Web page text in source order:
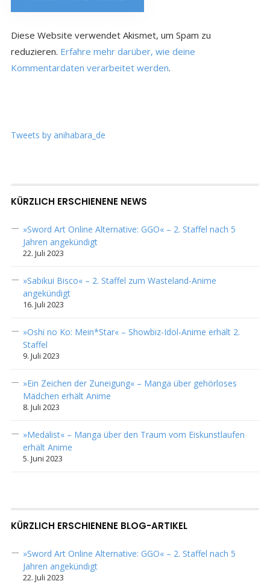
Diese Website verwendet Akismet, um Spam zu
reduzieren. Erfahre mehr darüber, wie deine
Kommentardaten verarbeitet werden.
Tweets by anihabara_de
KÜRZLICH ERSCHIENENE NEWS
»Sword Art Online Alternative: GGO« – 2. Staffel nach 5
Jahren angekündigt
22. Juli 2023
»Sabikui Bisco« – 2. Staffel zum Wasteland-Anime
angekündigt
16. Juli 2023
»Oshi no Ko: Mein*Star« – Showbiz-Idol-Anime erhält 2.
Staffel
9. Juli 2023
»Ein Zeichen der Zuneigung« – Manga über gehörloses
Mädchen erhält Anime
8. Juli 2023
»Medalist« – Manga über den Traum vom Eiskunstlaufen
erhält Anime
5. Juni 2023
KÜRZLICH ERSCHIENENE BLOG-ARTIKEL
»Sword Art Online Alternative: GGO« – 2. Staffel nach 5
Jahren angekündigt
22. Juli 2023